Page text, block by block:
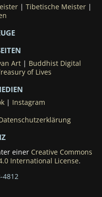
| Tibetische Meister|
Art| Buddhist Digital
of Lives
| Instagram
einer Creative Commons
International License.
4812